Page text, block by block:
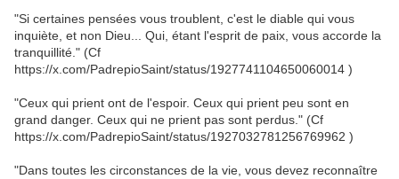
"Si certaines pensées vous troublent, c'est le diable qui vous
inquiète, et non Dieu... Qui, étant l'esprit de paix, vous accorde la
tranquillité." (Cf
https://x.com/PadrepioSaint/status/1927741104650060014 )
"Ceux qui prient ont de l'espoir. Ceux qui prient peu sont en
grand danger. Ceux qui ne prient pas sont perdus." (Cf
https://x.com/PadrepioSaint/status/1927032781256769962 )
"Dans toutes les circonstances de la vie, vous devez reconnaître